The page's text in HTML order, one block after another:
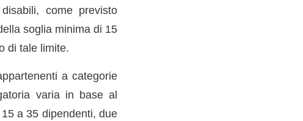
come previsto
soglia minima di 15
di tale limite.
a categorie
varia in base al
a 35 dipendenti, due